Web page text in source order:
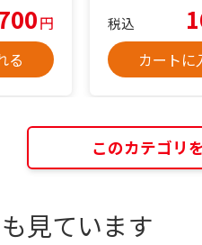
円
る
税込
カートに
このカテゴリ
見ています